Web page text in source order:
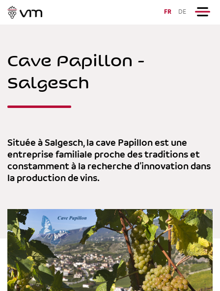
FR DE
Cave Papillon -
Salgesch
Située à Salgesch, la cave Papillon est une
entreprise familiale proche des traditions et
constamment à la recherche d’innovation dans
la production de vins.